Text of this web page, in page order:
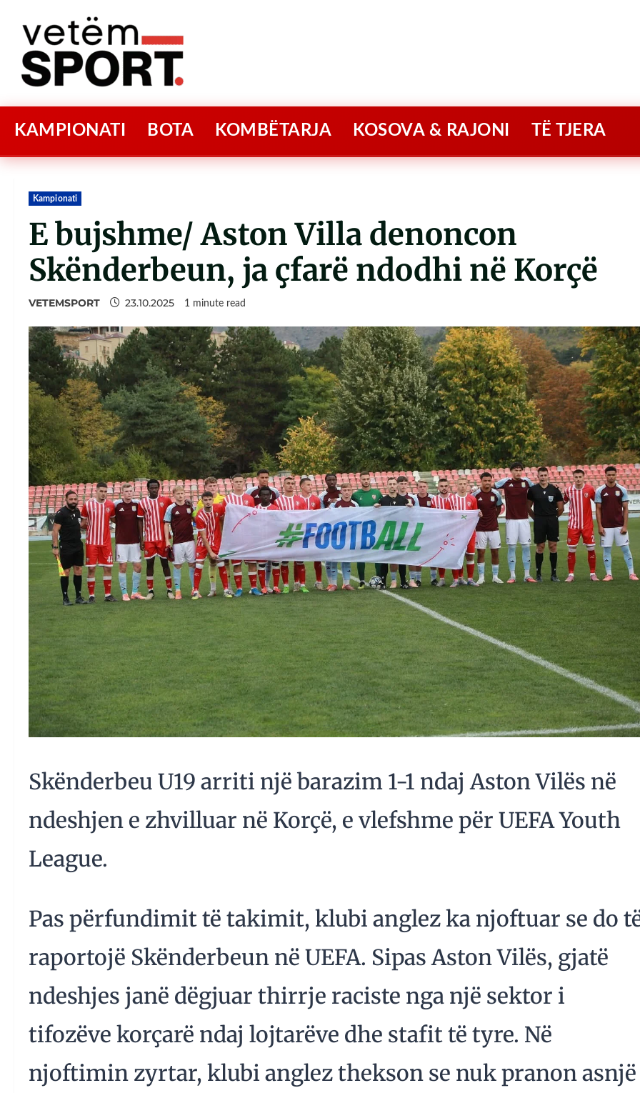
KAMPIONATI BOTA KOMBËTARJA KOSOVA & RAJONI TË TJERA
Kampionati
E bujshme/ Aston Villa denoncon
Skënderbeun, ja çfarë ndodhi në Korçë
VETEMSPORT 23.10.2025 1 minute read
Skënderbeu U19 arriti një barazim 1-1 ndaj Aston Vilës në
ndeshjen e zhvilluar në Korçë, e vlefshme për UEFA Youth
League.
Pas përfundimit të takimit, klubi anglez ka njoftuar se do
raportojë Skënderbeun në UEFA. Sipas Aston Vilës, gjatë
ndeshjes janë dëgjuar thirrje raciste nga një sektor i
tifozëve korçarë ndaj lojtarëve dhe stafit të tyre. Në
njoftimin zyrtar, klubi anglez thekson se nuk pranon asnjë